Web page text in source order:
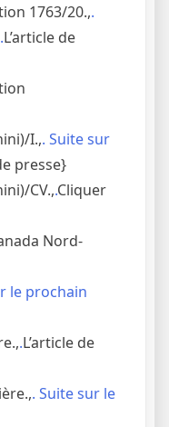
1763/20.,.
L’article de
I.,. Suite sur
presse}
CV.,.Cliquer
Nord-
le prochain
.L’article de
. Suite sur le